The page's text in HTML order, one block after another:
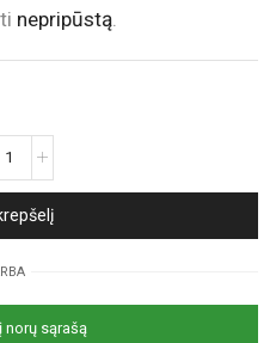
nepripūstą
norų sąrašą